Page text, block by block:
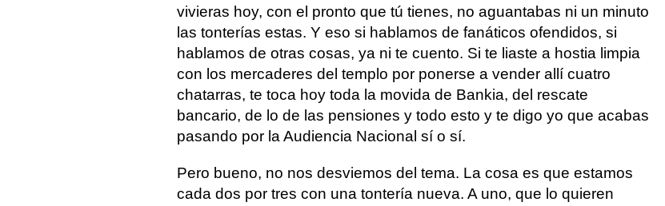
vivieras hoy, con el pronto que tú tienes, no aguantabas ni un minuto
las tonterías estas. Y eso si hablamos de fanáticos ofendidos, si
hablamos de otras cosas, ya ni te cuento. Si te liaste a hostia limpia
con los mercaderes del templo por ponerse a vender allí cuatro
chatarras, te toca hoy toda la movida de Bankia, del rescate
bancario, de lo de las pensiones y todo esto y te digo yo que acabas
pasando por la Audiencia Nacional sí o sí.
Pero bueno, no nos desviemos del tema. La cosa es que estamos
cada dos por tres con una tontería nueva. A uno, que lo quieren